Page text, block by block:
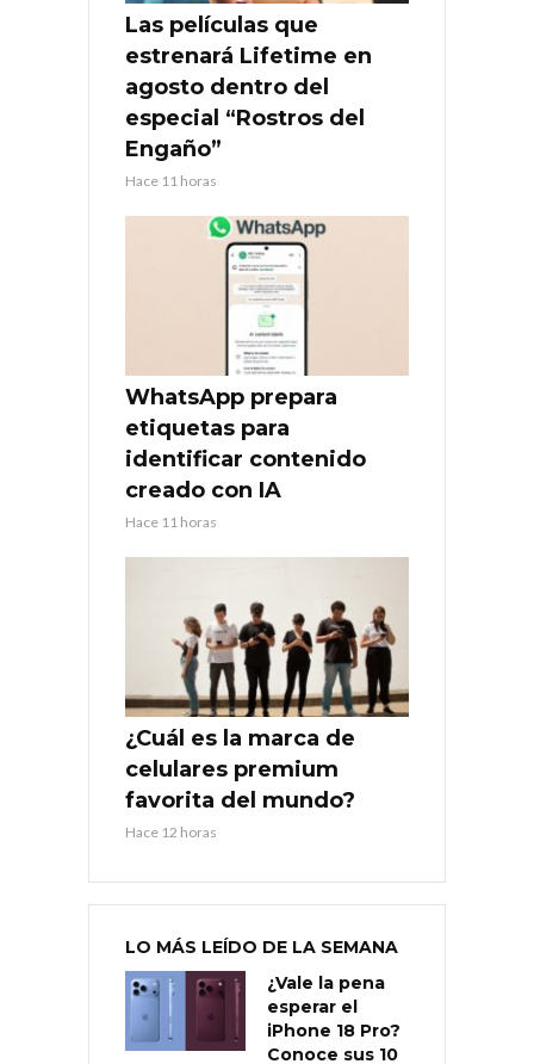
Las películas que
estrenará Lifetime en
agosto dentro del
especial “Rostros del
Engaño”
Hace 11 horas
WhatsApp prepara
etiquetas para
identificar contenido
creado con IA
Hace 11 horas
¿Cuál es la marca de
celulares premium
favorita del mundo?
Hace 12 horas
LO MÁS LEÍDO DE LA SEMANA
¿Vale la pena
esperar el
iPhone 18 Pro?
Conoce sus 10